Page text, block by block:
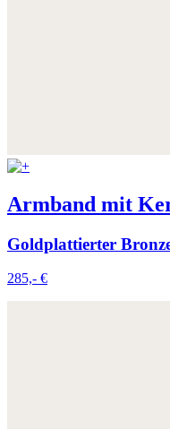
Armband mit
Goldplattierter
285,- €